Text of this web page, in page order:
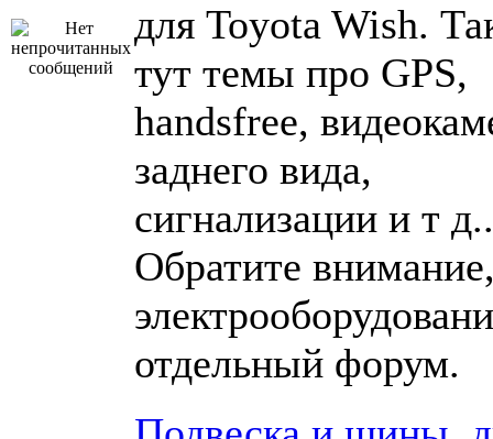
для Toyota Wish.
тут темы про GPS,
handsfree,
заднего вида,
сигнализации и т
Обратите
отдельный форум.